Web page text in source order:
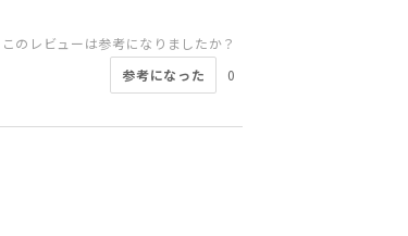
このレビューは参考になりましたか？
参考になった
0